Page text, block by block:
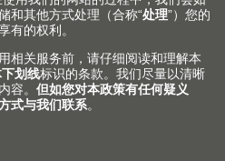
的加工工具，我们的选择器将
您提供最佳支持。